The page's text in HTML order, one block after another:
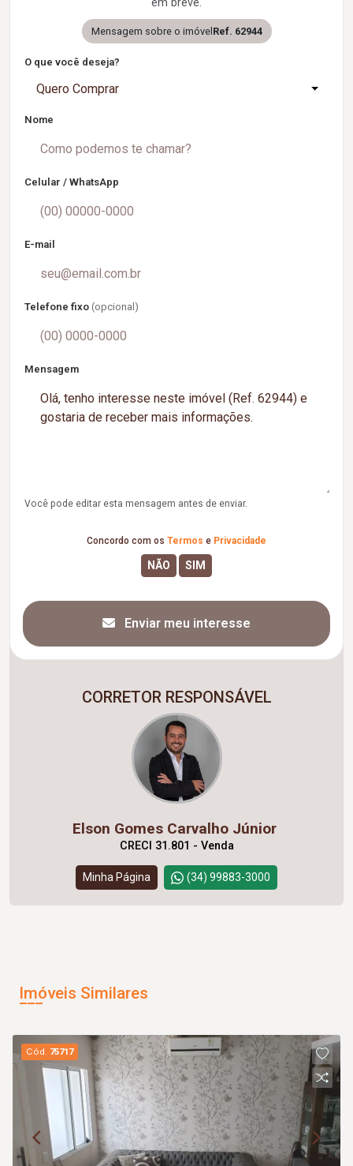
em breve.
Mensagem sobre o imóvel Ref. 62944
O que você deseja?
Quero Comprar
Nome
Celular / WhatsApp
E-mail
Telefone fixo (opcional)
Mensagem
Você pode editar esta mensagem antes de enviar.
Concordo com os Termos e Privacidade
Enviar meu interesse
CORRETOR RESPONSÁVEL
Elson Gomes Carvalho Júnior
CRECI 31.801 - Venda
Minha Página (34) 99883-3000
Imóveis Similares
Cód. 75717